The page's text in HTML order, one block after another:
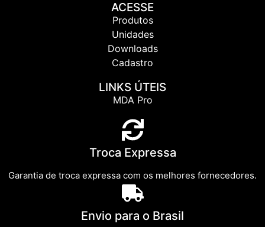
ACESSE
Produtos
Unidades
Downloads
Cadastro
LINKS ÚTEIS
MDA Pro
Troca Expressa
Garantia de troca expressa com os melhores fornecedores.
Envio para o Brasil